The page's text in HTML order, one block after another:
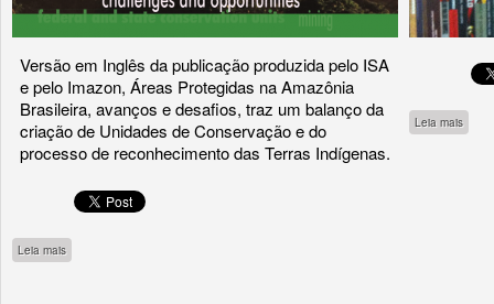
Versão em Inglês da publicação produzida pelo ISA
e pelo Imazon, Áreas Protegidas na Amazônia
Brasileira, avanços e desafios, traz um balanço da
criação de Unidades de Conservação e do
processo de reconhecimento das Terras Indígenas.
Leia mais
Leia mais